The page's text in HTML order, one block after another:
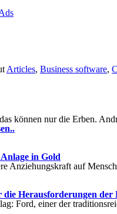
Articles, Business software,
können nur die Erben.
in Gold
Anziehungskraft auf
Herausforderungen
Ford, einer der